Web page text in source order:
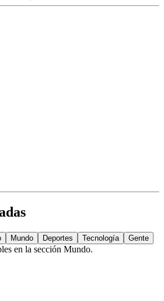
Mundo Deportes Tecnología Gente
en la sección Mundo.